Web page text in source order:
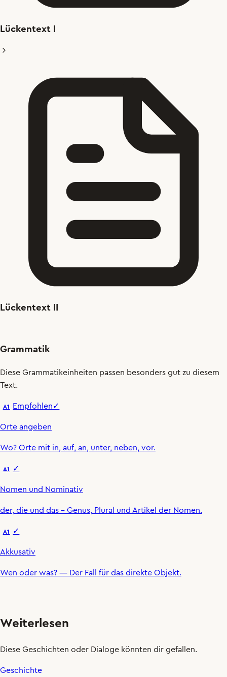
Lückentext I
Lückentext II
Grammatik
Diese Grammatikeinheiten passen besonders gut zu diesem
Text.
A1 Empfohlen✓
Orte angeben
Wo? Orte mit in, auf, an, unter, neben, vor.
A1 ✓
Nomen und Nominativ
der, die und das – Genus, Plural und Artikel der Nomen.
A1 ✓
Akkusativ
Wen oder was? — Der Fall für das direkte Objekt.
Weiterlesen
Diese Geschichten oder Dialoge könnten dir gefallen.
Geschichte